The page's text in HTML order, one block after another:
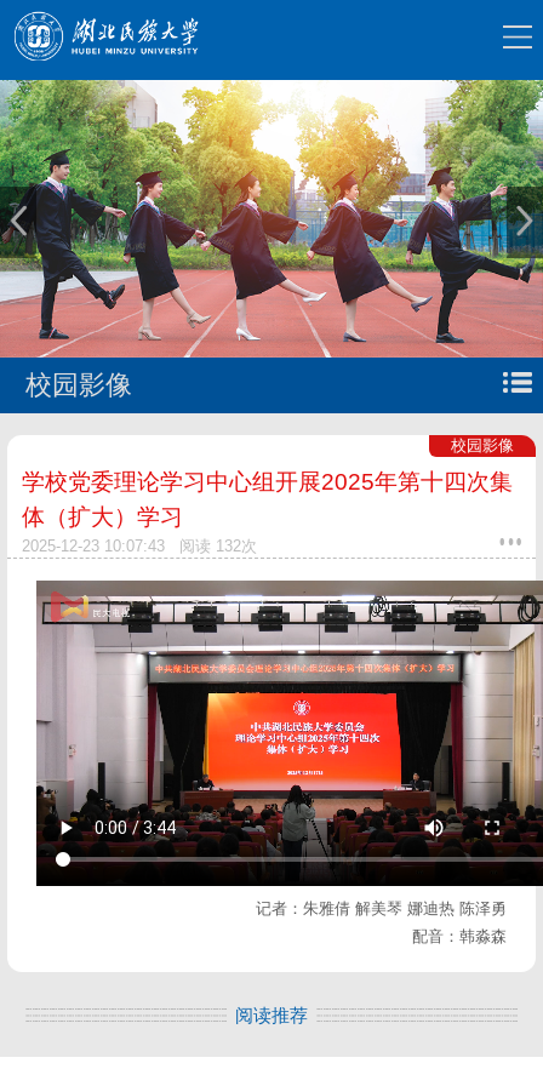
校园影像
校园影像
学校党委理论学习中心组开展2025年第十四次集
体（扩大）学习
2025-12-23 10:07:43 阅读 132次
记者：朱雅倩 解美琴 娜迪热 陈泽勇
配音：韩淼森
阅读推荐